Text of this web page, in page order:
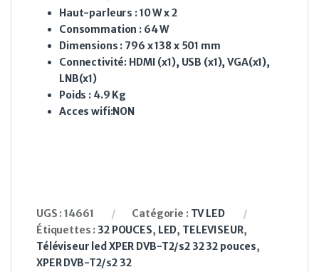
Haut-parleurs : 10 W x 2
Consommation : 64 W
Dimensions : 796 x 138 x 501 mm
Connectivité: HDMI (x1), USB (x1), VGA(x1),
LNB(x1)
Poids : 4.9 Kg
Acces wifi:NON
UGS :14661 Catégorie : TV LED
Étiquettes :32 POUCES, LED, TELEVISEUR,
Téléviseur led XPER DVB-T2/s2 32 32 pouces,
XPER DVB-T2/s2 32